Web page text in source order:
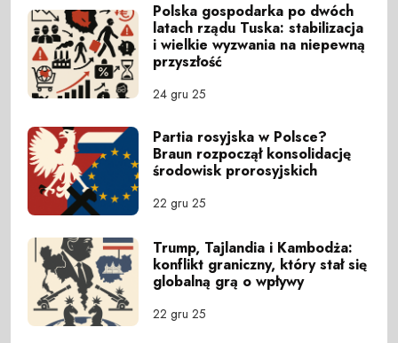
Polska gospodarka po dwóch
latach rządu Tuska: stabilizacja
i wielkie wyzwania na niepewną
przyszłość
24 gru 25
Partia rosyjska w Polsce?
Braun rozpoczął konsolidację
środowisk prorosyjskich
22 gru 25
Trump, Tajlandia i Kambodża:
konflikt graniczny, który stał się
globalną grą o wpływy
22 gru 25